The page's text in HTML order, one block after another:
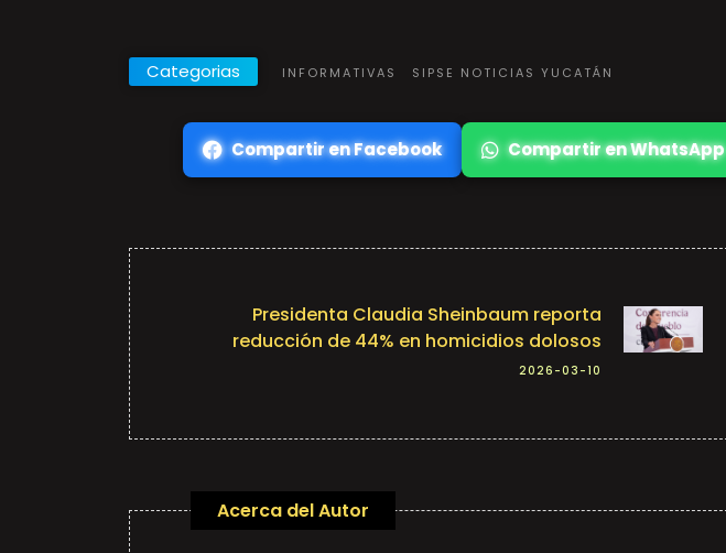
Categorias INFORMATIVAS SIPSE NOTICIAS YUCATÁN
Compartir en Facebook Compartir en WhatsApp
Presidenta Claudia Sheinbaum reporta
reducción de 44% en homicidios dolosos
2026-03-10
Acerca del Autor